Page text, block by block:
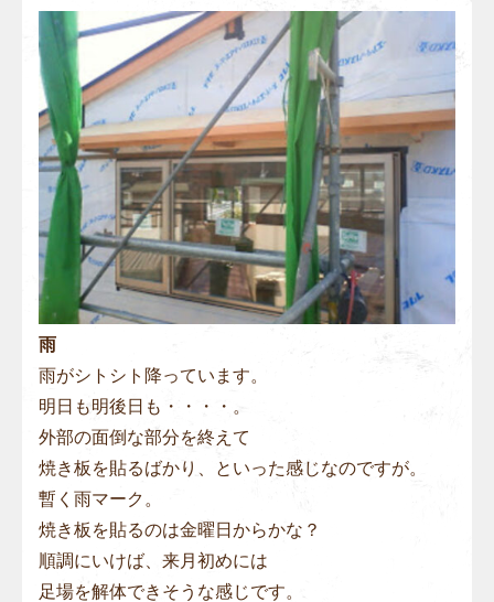
雨
雨がシトシト降っています。
明日も明後日も・・・・。
外部の面倒な部分を終えて
焼き板を貼るばかり、といった感じなのですが。
暫く雨マーク。
焼き板を貼るのは金曜日からかな？
順調にいけば、来月初めには
足場を解体できそうな感じです。